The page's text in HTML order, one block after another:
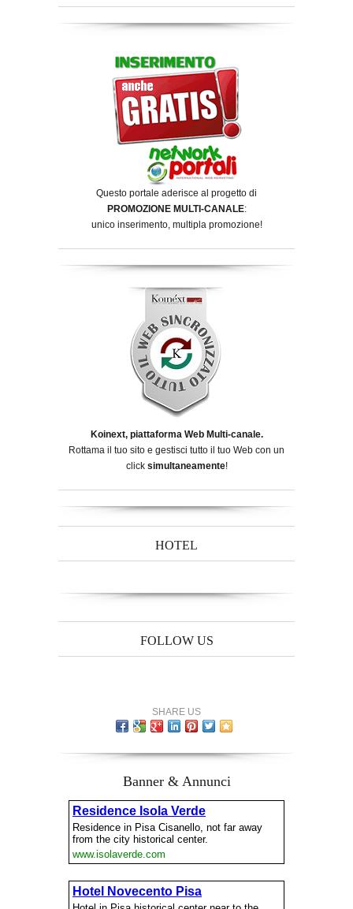
Questo portale aderisce al progetto di
PROMOZIONE MULTI-CANALE:
unico inserimento, multipla promozione!
Koinext, piattaforma Web Multi-canale.
Rottama il tuo sito e gestisci tutto il tuo Web con un
click simultaneamente!
HOTEL
FOLLOW US
SHARE US
Banner & Annunci